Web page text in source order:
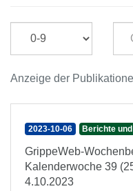
Anzeige der
2023-10-06 Berichte
GrippeWeb-
Kalenderwoche 39
4.10.2023